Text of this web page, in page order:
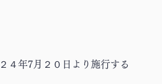
４年7月２０日より施行する